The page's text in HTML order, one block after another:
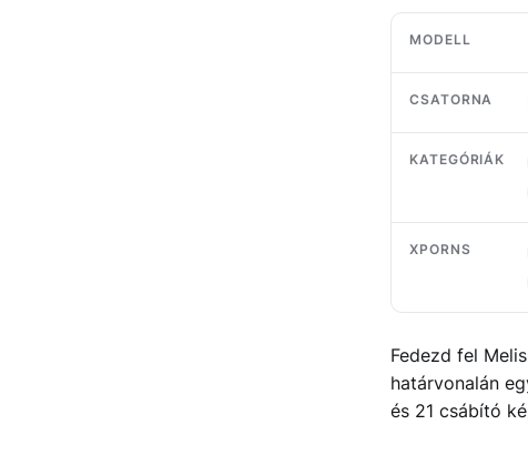
MODELL
CSATORNA
KATEGÓRIÁK
XPORNS
Fedezd fel
határvonalán
és 21 csábító